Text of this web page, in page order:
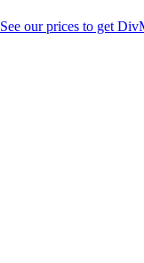
See our prices to get